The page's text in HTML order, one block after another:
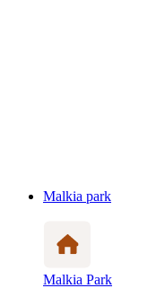
Malkia park
Malkia Park